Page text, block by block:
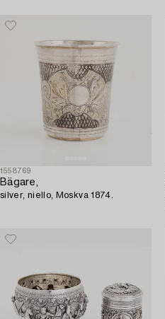
1558769
Bägare,
silver, niello, Moskva 1874.